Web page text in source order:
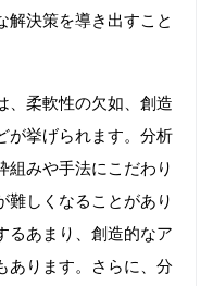
解決策を導き出すこと
、柔軟性の欠如、創造
が挙げられます。分析
組みや手法にこだわり
難しくなることがあり
るあまり、創造的なア
あります。さらに、分